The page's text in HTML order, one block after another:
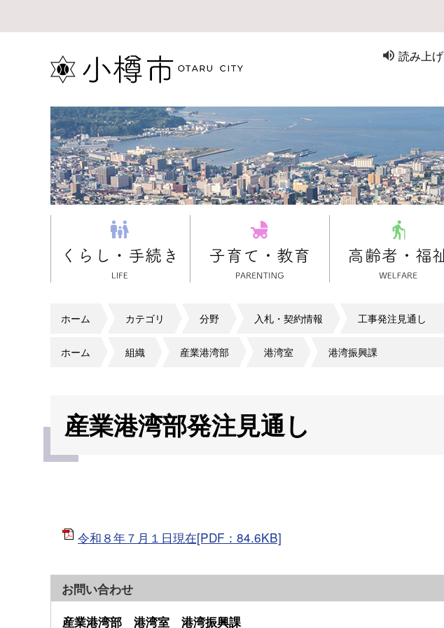
読み上げ
ホーム カテゴリ 分野 入札・契約情報 工事発注見通し
ホーム 組織 産業港湾部 港湾室 港湾振興課
産業港湾部発注見通し
令和８年７月１日現在[PDF：84.6KB]
お問い合わせ
産業港湾部 港湾室 港湾振興課